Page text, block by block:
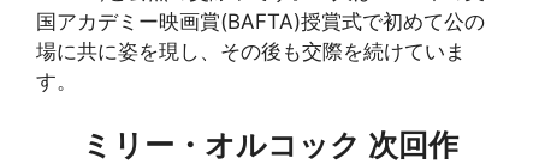
国アカデミー映画賞(BAFTA)授賞式で初めて公の
場に共に姿を現し、その後も交際を続けていま
す。
ミリー・オルコック 次回作